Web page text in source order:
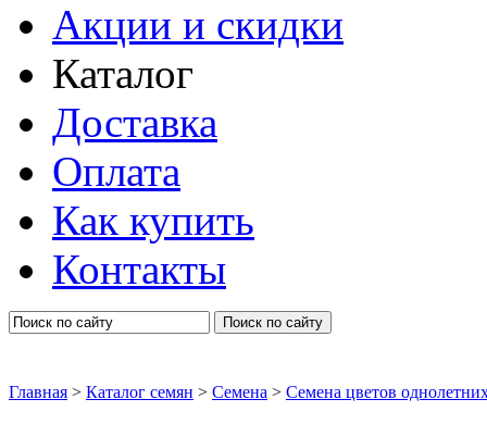
Акции и скидки
Каталог
Доставка
Оплата
Как купить
Контакты
Поиск по сайту
Главная > Каталог семян > Семена > Семена цветов